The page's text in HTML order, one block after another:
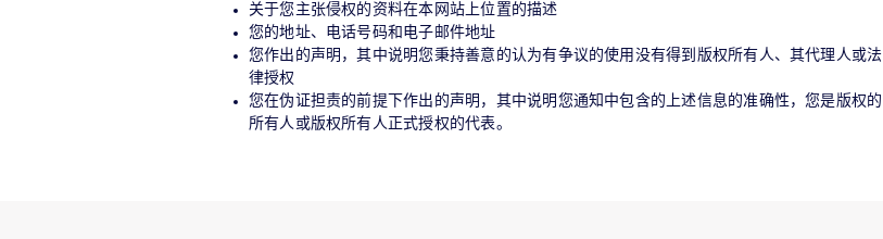
关于您主张侵权的资料在本网站上位置的描述
您的地址、电话号码和电子邮件地址
您作出的声明，其中说明您秉持善意的认为有争议的使用没有得到版权所有人、其代理人或法
律授权
您在伪证担责的前提下作出的声明，其中说明您通知中包含的上述信息的准确性，您是版权的
所有人或版权所有人正式授权的代表。